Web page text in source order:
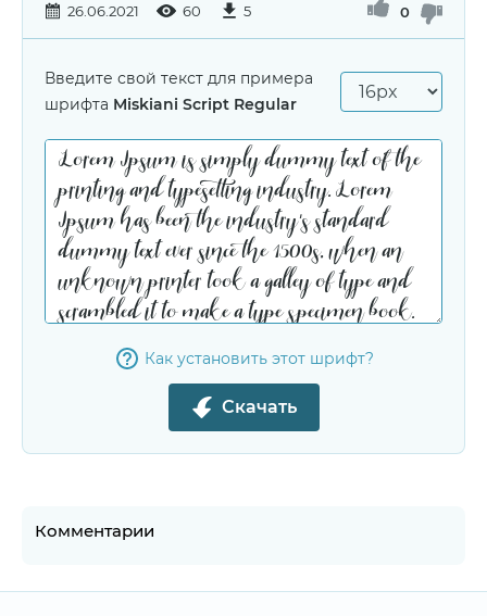
26.06.2021 60 5 0
Введите свой текст для примера
шрифта Miskiani Script Regular
Как установить этот шрифт?
Скачать
Комментарии